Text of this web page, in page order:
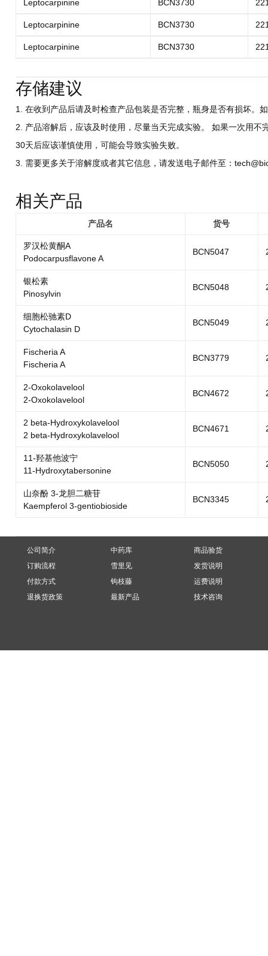
Leptocarpinine BCN3730
Leptocarpinine BCN3730
Leptocarpinine BCN3730
存储建议
1. 在收到产品后请及时检查产品包装是否完整，瓶身是否有损坏。
2. 产品溶解后，应该及时使用，尽量当天完成实验。 如果一次用
30天后应该谨慎使用，可能会导致实验失败。
3. 需要更多关于溶解度或者其它信息，请发送电子邮件至：
相关产品
产品名 货号
罗汉松黄酮A
Podocarpusflavone A
BCN5047
银松素
Pinosylvin
BCN5048
细胞松驰素D
Cytochalasin D
BCN5049
Fischeria A
Fischeria A
BCN3779
2-Oxokolavelool
2-Oxokolavelool
BCN4672
2 beta-Hydroxykolavelool
2 beta-Hydroxykolavelool
BCN4671
11-羟基他波宁
11-Hydroxytabersonine
BCN5050
山奈酚 3-龙胆二糖苷
Kaempferol 3-gentiobioside
BCN3345
公司简介
订购流程
付款方式
退换货政策
中药库
雪里见
钩枝藤
最新产品
商品验货
发货说明
运费说明
技术咨询